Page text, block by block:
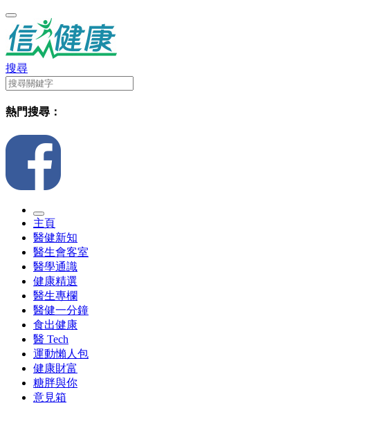
搜尋
熱門搜尋：
主頁
醫健新知
醫生會客室
醫學通識
健康精選
醫生專欄
醫健一分鐘
食出健康
醫 Tech
運動懶人包
健康財富
糖胖與你
意見箱